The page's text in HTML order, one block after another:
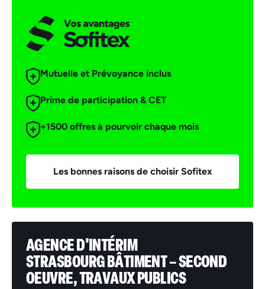
Mutuelle et Prévoyance inclus
Prime de participation & CET
+1500 offres à pourvoir chaque mois
Les bonnes raisons de choisir Sofitex
AGENCE D'INTÉRIM
STRASBOURG BÂTIMENT – SECOND
OEUVRE, TRAVAUX PUBLICS